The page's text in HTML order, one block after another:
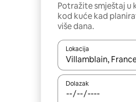
Potražite smještaj u
kod kuće kad
više dana.
Lokacija
Kada budu dostupni
Dolazak